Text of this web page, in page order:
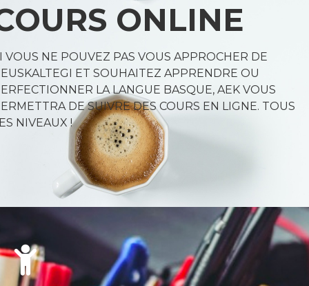
ONLINE
VOUS NE POUVEZ PAS VOUS APPROCHER DE
ET SOUHAITEZ APPRENDRE OU
LA LANGUE BASQUE, AEK VOUS
DE SUIVRE DES COURS EN LIGNE. TOUS
NIVEAUX !